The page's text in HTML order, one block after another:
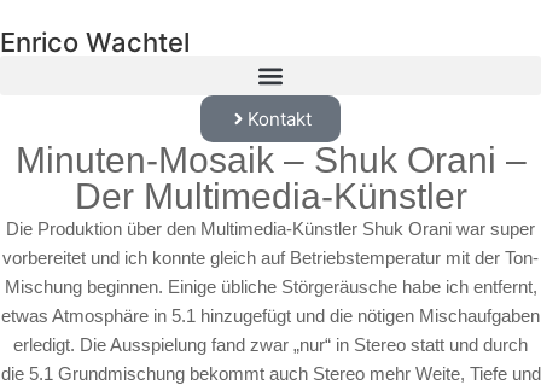
Enrico Wachtel
Kontakt
Minuten-Mosaik – Shuk Orani –
Der Multimedia-Künstler
Die Produktion über den Multimedia-Künstler Shuk Orani war super
vorbereitet und ich konnte gleich auf Betriebstemperatur mit der Ton-
Mischung beginnen. Einige übliche Störgeräusche habe ich entfernt,
etwas Atmosphäre in 5.1 hinzugefügt und die nötigen Mischaufgaben
erledigt. Die Ausspielung fand zwar „nur“ in Stereo statt und durch
die 5.1 Grundmischung bekommt auch Stereo mehr Weite, Tiefe und